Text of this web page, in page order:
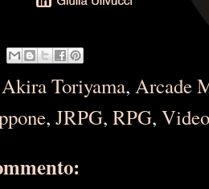
Akira Toriyama,Arcade
,JRPG,RPG,